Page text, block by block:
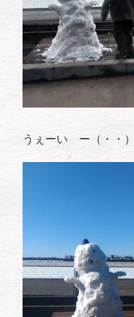
うぇーい ー（・・